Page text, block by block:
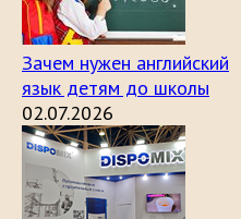
Зачем нужен английский
язык детям до школы
02.07.2026